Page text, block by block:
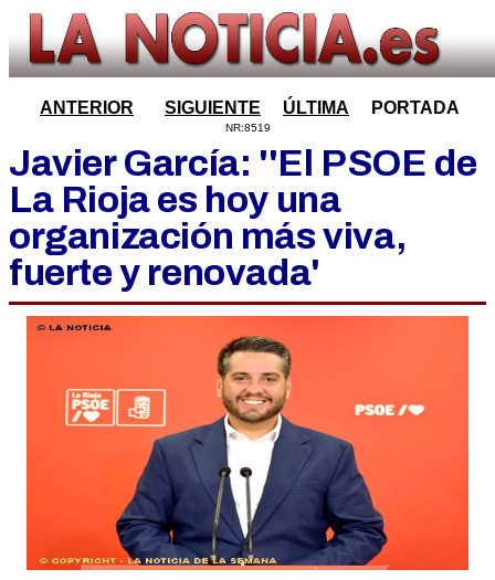
ANTERIOR SIGUIENTE ÚLTIMA PORTADA
NR:8519
Javier García: ''El PSOE de
La Rioja es hoy una
organización más viva,
fuerte y renovada'